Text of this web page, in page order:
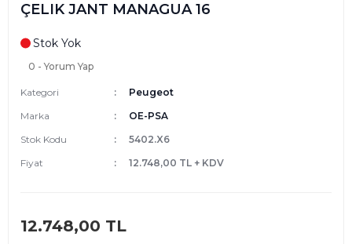
ÇELIK JANT MANAGUA 16
Stok Yok
0 - Yorum Yap
Kategori
Peugeot
Marka
OE-PSA
Stok Kodu
5402.X6
Fiyat
12.748,00 TL + KDV
12.748,00 TL